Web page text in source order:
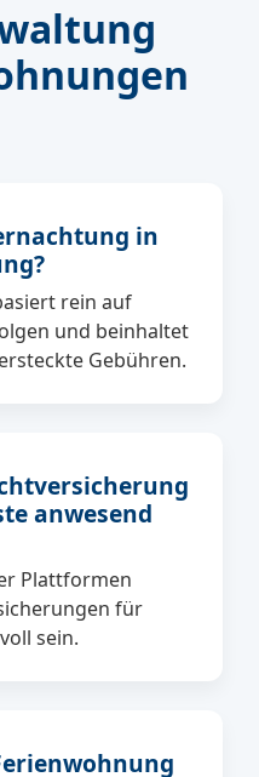
in
rein auf
und beinhaltet
Gebühren.
anwesend
Plattformen
für
sein.